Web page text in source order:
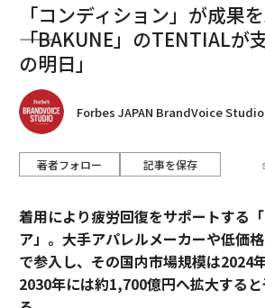
「コンディション」が成果
――「BAKUNE」のTENTIALが
の明日」
Forbes JAPAN BrandVoice Studio
著者フォロー 記事を保存
着用により疲労回復をサポートする
ア」。大手アパレルメーカーや低価
で参入し、その国内市場規模は2024
2030年には約1,700億円へ拡大する